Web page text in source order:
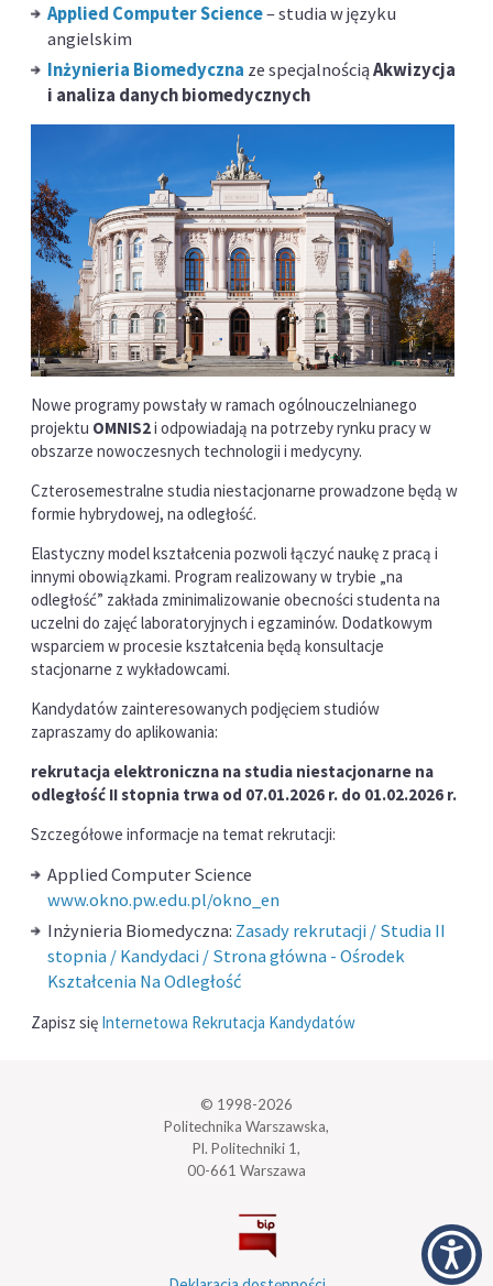
Applied Computer Science– studia w języku
angielskim
Inżynieria Biomedyczna ze specjalnościąAkwizycja
i analiza danych biomedycznych
Nowe programy powstały w ramach ogólnouczelnianego
projektu OMNIS2i odpowiadają na potrzeby rynku pracy w
obszarze nowoczesnych technologii i medycyny.
Czterosemestralne studia niestacjonarne prowadzone będą w
formie hybrydowej, na odległość.
Elastyczny model kształcenia pozwoli łączyć naukę z pracą i
innymi obowiązkami. Program realizowany w trybie „na
odległość” zakłada zminimalizowanie obecności studenta na
uczelni do zajęć laboratoryjnych i egzaminów. Dodatkowym
wsparciem w procesie kształcenia będą konsultacje
stacjonarne z wykładowcami.
Kandydatów zainteresowanych podjęciem studiów
zapraszamy do aplikowania:
rekrutacja elektroniczna na studia niestacjonarne na
odległość II stopnia trwa od 07.01.2026 r. do 01.02.2026 r.
Szczegółowe informacje na temat rekrutacji:
Applied Computer Science
www.okno.pw.edu.pl/okno_en
Inżynieria Biomedyczna: Zasady rekrutacji / Studia II
stopnia / Kandydaci / Strona główna - Ośrodek
Kształcenia Na Odległość
Zapisz się Internetowa Rekrutacja Kandydatów
© 1998-2026
Politechnika Warszawska,
Pl. Politechniki 1,
00-661 Warszawa